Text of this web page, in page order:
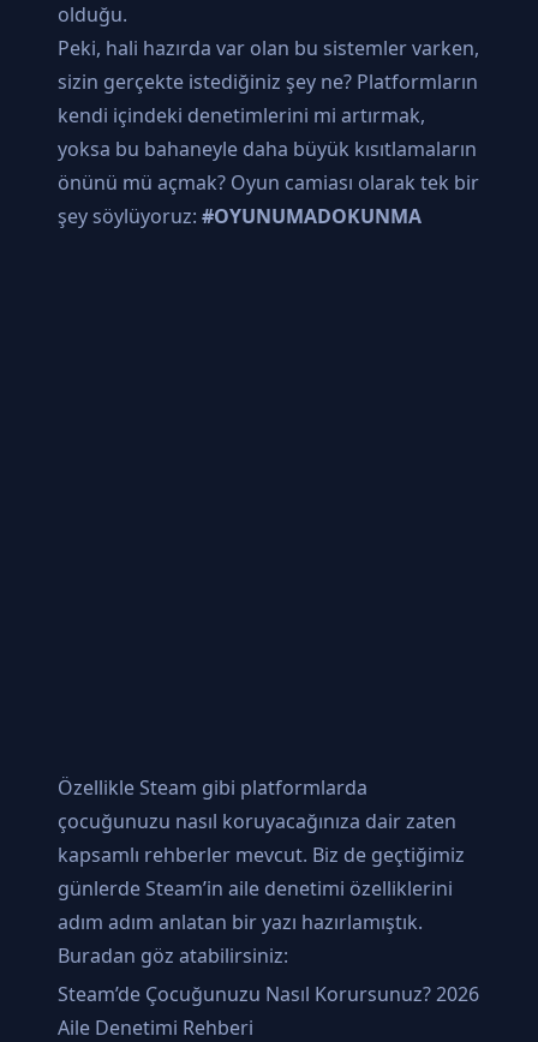
olduğu.
Peki, hali hazırda var olan bu sistemler varken,
sizin gerçekte istediğiniz şey ne? Platformların
kendi içindeki denetimlerini mi artırmak,
yoksa bu bahaneyle daha büyük kısıtlamaların
önünü mü açmak? Oyun camiası olarak tek bir
şey söylüyoruz: #OYUNUMADOKUNMA
Özellikle Steam gibi platformlarda
çocuğunuzu nasıl koruyacağınıza dair zaten
kapsamlı rehberler mevcut. Biz de geçtiğimiz
günlerde Steam’in aile denetimi özelliklerini
adım adım anlatan bir yazı hazırlamıştık.
Buradan göz atabilirsiniz:
Steam’de Çocuğunuzu Nasıl Korursunuz? 2026
Aile Denetimi Rehberi